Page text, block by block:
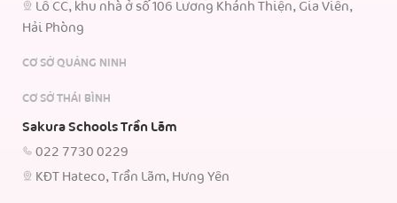
Lô CC, khu nhà ở số 106 Lương Khánh Thiện, Gia Viên,
Hải Phòng
CƠ SỞ QUẢNG NINH
CƠ SỞ THÁI BÌNH
Sakura Schools Trần Lãm
022 7730 0229
KĐT Hateco, Trần Lãm, Hưng Yên